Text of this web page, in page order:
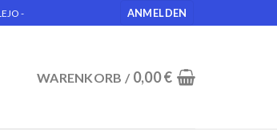
- ANMELDEN
WARENKORB / 0,00€